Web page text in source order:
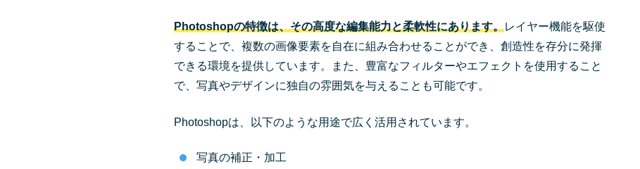
Photoshopの特徴は、その高度な編集能力と柔軟性にあります。レイヤー機能を駆使
することで、複数の画像要素を自在に組み合わせることができ、創造性を存分に発揮
できる環境を提供しています。また、豊富なフィルターやエフェクトを使用すること
で、写真やデザインに独自の雰囲気を与えることも可能です。
Photoshopは、以下のような用途で広く活用されています。
写真の補正・加工